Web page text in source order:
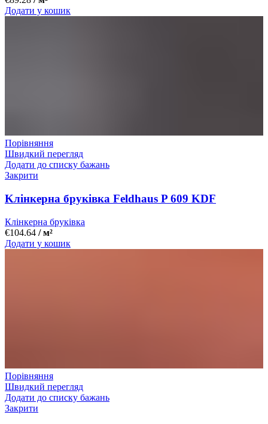
Додати у кошик
Порівняння
Швидкий перегляд
Додати до списку бажань
Закрити
Kлінкерна бруківка Feldhaus P 609 KDF
Клінкерна бруківка
€104.64 / м²
Додати у кошик
Порівняння
Швидкий перегляд
Додати до списку бажань
Закрити